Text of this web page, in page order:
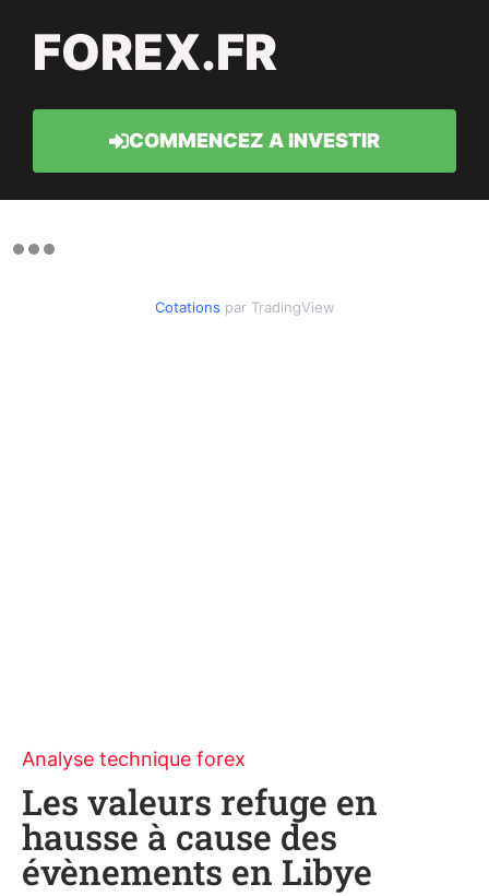
FOREX.FR
COMMENCEZ A INVESTIR
Cotations par TradingView
Analyse technique forex
Les valeurs refuge en
hausse à cause des
évènements en Libye